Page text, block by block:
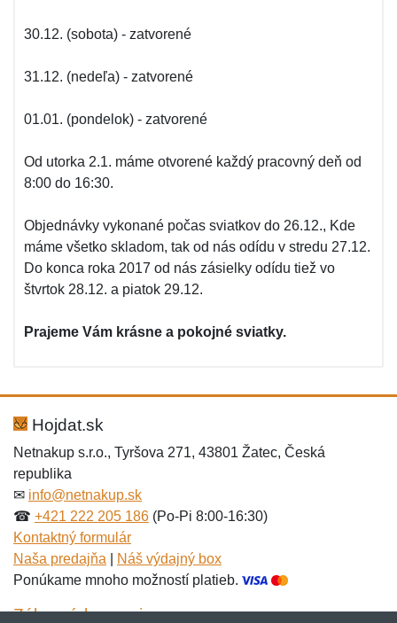
30.12. (sobota) - zatvorené
31.12. (nedeľa) - zatvorené
01.01. (pondelok) - zatvorené
Od utorka 2.1. máme otvorené každý pracovný deň od
8:00 do 16:30.
Objednávky vykonané počas sviatkov do 26.12., Kde
máme všetko skladom, tak od nás odídu v stredu 27.12.
Do konca roka 2017 od nás zásielky odídu tiež vo
štvrtok 28.12. a piatok 29.12.
Prajeme Vám krásne a pokojné sviatky.
Hojdat.sk
Netnakup s.r.o., Tyršova 271, 43801 Žatec, Česká
republika
✉ info@netnakup.sk
☎ +421 222 205 186 (Po-Pi 8:00-16:30)
Kontaktný formulár
Naša predajňa
Náš výdajný box
Ponúkame mnoho možností platieb.
Zákaznícky servis